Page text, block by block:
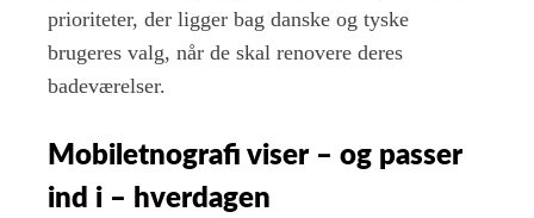
prioriteter, der ligger bag danske og tyske
brugeres valg, når de skal renovere deres
badeværelser.
Mobiletnografi viser – og passer
ind i – hverdagen